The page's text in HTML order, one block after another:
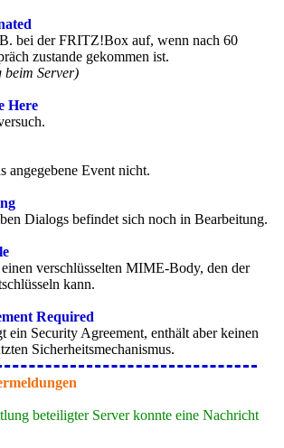
bei der FRITZ!Box auf, wenn nach 60
zustande gekommen ist.
beim Server)
Here
angegebene Event nicht.
Dialogs befindet sich noch in Bearbeitung.
verschlüsselten MIME-Body, den der
kann.
Required
ein Security Agreement, enthält aber keinen
Sicherheitsmechanismus.
beteiligter Server konnte eine Nachricht